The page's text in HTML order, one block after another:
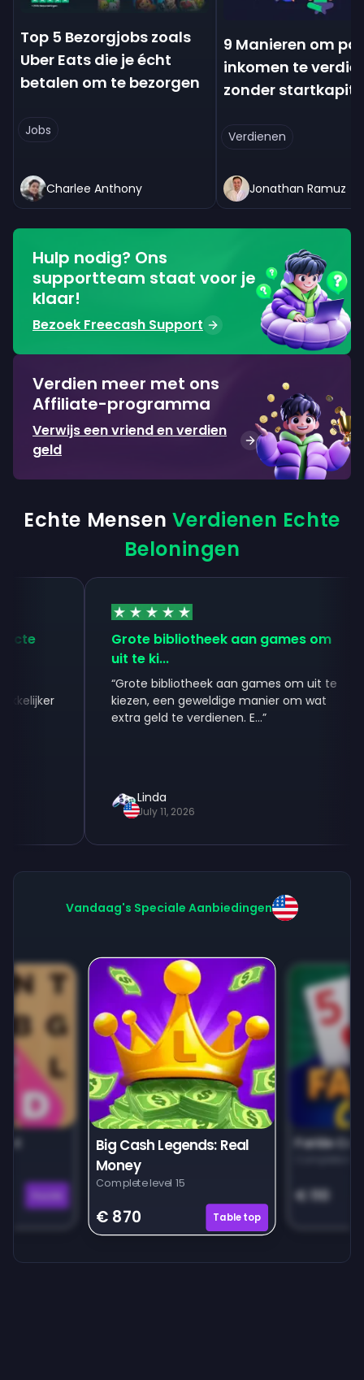
Top 5 Bezorgjobs zoals
Uber Eats die je écht
betalen om te bezorgen
Jobs
Charlee Anthony
9 Manieren om
inkomen te
zonder
Verdienen
Jonathan Ramuz
Hulp nodig? Ons
supportteam staat voor je
klaar!
Bezoek Freecash Support
Verdien meer met ons
Affiliate-programma
Verwijs een vriend en verdien
geld
Echte Mensen Verdienen Echte
Beloningen
Grote bibliotheek aan games om
uit te ki...
Grote bibliotheek aan games om uit te
kiezen, een geweldige manier om wat
extra geld te verdienen. E...”
Linda
July 11, 2026
Vandaag's Speciale Aanbiedingen
Farkle
€ 110
Big Cash Legends: Real
Money
Complete level 15
€ 870 Tabletop
Puzzle